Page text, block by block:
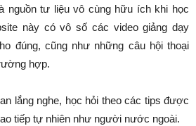
nguồn tư liệu vô cùng hữu ích khi học
này có vô số các video giảng dạy
đúng, cũng như những câu hội thoại
hợp.
lắng nghe, học hỏi theo các tips được
tiếp tự nhiên như người nước ngoài.